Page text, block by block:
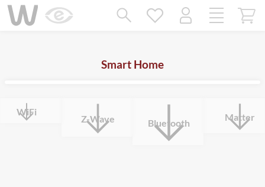
Smart Home
WiFi
Z-Wave Bluetooth
Matter
Mangler chatten?
Ret samtykke!